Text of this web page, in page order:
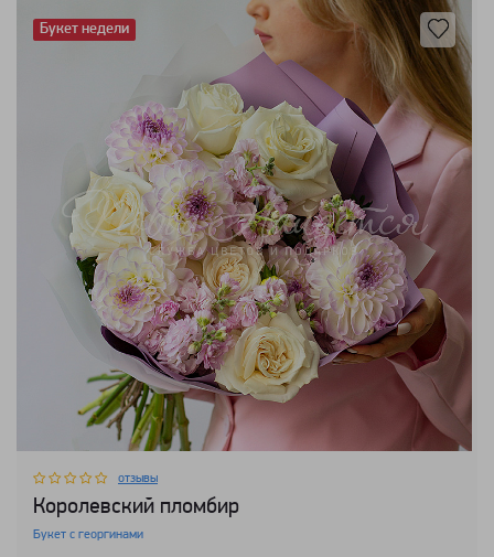
отзывы
Королевский пломбир
Букет с георгинами
Букет недели